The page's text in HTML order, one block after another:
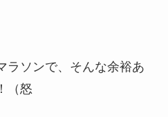
ラソンで、そんな余裕あ
（怒